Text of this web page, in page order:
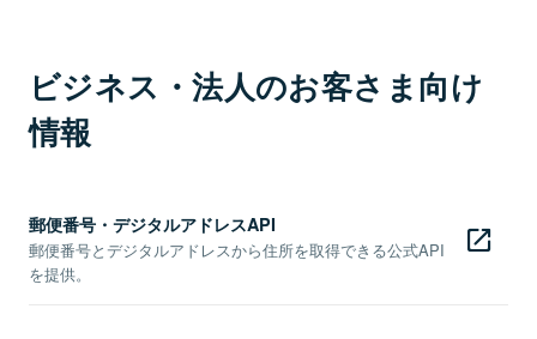
ビジネス・法人のお客さま向け
情報
郵便番号・デジタルアドレスAPI
郵便番号とデジタルアドレスから住所を取得できる公式API
を提供。